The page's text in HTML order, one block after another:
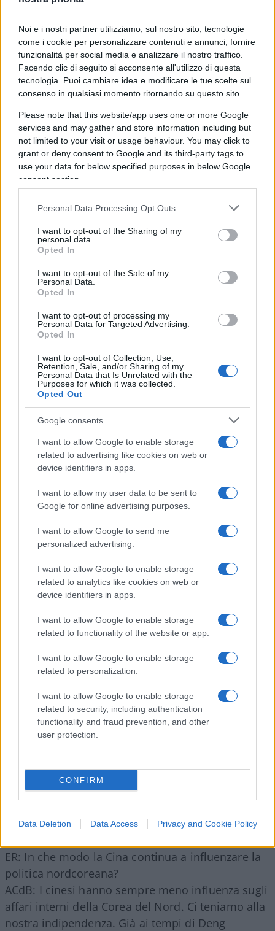
Noi e i nostri partner utilizziamo, sul nostro sito, tecnologie
come i cookie per personalizzare contenuti e annunci, fornire
funzionalità per social media e analizzare il nostro traffico.
Facendo clic di seguito si acconsente all'utilizzo di questa
tecnologia. Puoi cambiare idea e modificare le tue scelte sul
consenso in qualsiasi momento ritornando su questo sito
Please note that this website/app uses one or more Google
services and may gather and store information including but
not limited to your visit or usage behaviour. You may click to
grant or deny consent to Google and its third-party tags to
use your data for below specified purposes in below Google
consent section.
Personal Data Processing Opt Outs
I want to opt-out of the Sharing of my
personal data.
Opted In
I want to opt-out of the Sale of my
Personal Data.
Opted In
I want to opt-out of processing my
Personal Data for Targeted Advertising.
Opted In
I want to opt-out of Collection, Use,
Retention, Sale, and/or Sharing of my
Personal Data that Is Unrelated with the
Purposes for which it was collected.
Opted Out
Google consents
I want to allow Google to enable storage
related to advertising like cookies on web or
device identifiers in apps.
I want to allow my user data to be sent to
Google for online advertising purposes.
I want to allow Google to send me
personalized advertising.
I want to allow Google to enable storage
related to analytics like cookies on web or
device identifiers in apps.
I want to allow Google to enable storage
related to functionality of the website or app.
I want to allow Google to enable storage
related to personalization.
I want to allow Google to enable storage
related to security, including authentication
functionality and fraud prevention, and other
user protection.
CONFIRM
Data Deletion Data Access Privacy and Cookie Policy
semplicemente perché sarebbe di competenza
dell’Assemblea del Popolo eleggere il nuovo
leader. Sono i 687 deputati del nostro organo
legislativo, in quanto rappresentanti della
nazione, gli incaricati di assumere questa
decisione. Kim Yo-jong, che conosco
personalmente, è un’eccellente persona, la cui
fedeltà alla linea e all’ideologia del Partito e dello
Stato è comprovata. Ma la scelta non dipende
tanto da vincoli famigliari, quanto dalla volontà
ER: Qual è la situazione politica ed economica
della Corea del Nord oggi?
ACdB: Politicamente parlerei di continuità rispetto
a Kim Jong-il, con il rafforzamento degli organi di
sicurezza nazionale e di difesa, visto che la
contesa nucleare con gli Stati Uniti rimane in
pieno svolgimento. Dal punto di vista economico
vediamo oggi i risultati di due decenni di sviluppo
autarchico, con l’obiettivo di consolidare
l’industria nazionale e riconvertire le campagne a
coltivazioni che garantiscano l’alimentazione della
ER: Che cambiamenti ha promosso Kim Jong-un in
campo economico?
ACdB: Posso citare a titolo di esempio due aspetti
del Paese. DaL 2007 le industrie nordcoreane, pur
producendo esclusivamente per il popolo a cui
vanno tutti i benefici, sono gestite secondo
principi manageriali per cui se un’azienda è in
perdita ne viene decretata la chiusura. Il controllo
statale si mantiene nella sua totalità ma si
tengono in conto elementi economici che prima
non si consideravano. Con Kim Jong-un è stato
dato un impulso decisivo a questi fattori. In
coltivazione della patata ha rappresentato un
cambiamento fondamentale nella dieta dei
nordcoreani, grazie all’introduzione di un sistema
prodotto. Se lei va in un albergo di Pyongyang
oggi troverà venti piatti diversi a base di patate,
cosa impensabile fino a 15-20 anni fa.
ER: In che modo la Cina continua a influenzare la
politica nordcoreana?
ACdB: I cinesi hanno sempre meno influenza sugli
affari interni della Corea del Nord. Ci teniamo alla
nostra indipendenza. Già ai tempi di Deng